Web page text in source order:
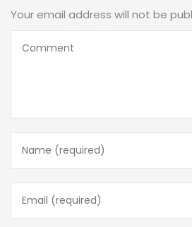
Your email address will not be